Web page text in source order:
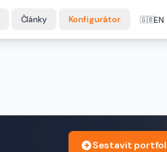
Články Konfigurátor 🇬🇧EN
Sestavit